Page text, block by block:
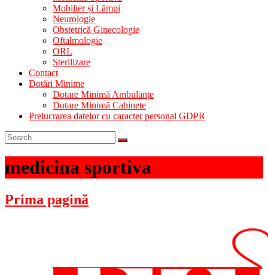
Mobilier și Lămpi
Neurologie
Obstetrică Ginecologie
Oftalmologie
ORL
Sterilizare
Contact
Dotări Minime
Dotare Minimă Ambulanțe
Dotare Minimă Cabinete
Prelucrarea datelor cu caracter personal GDPR
medicina sportiva
Prima pagină